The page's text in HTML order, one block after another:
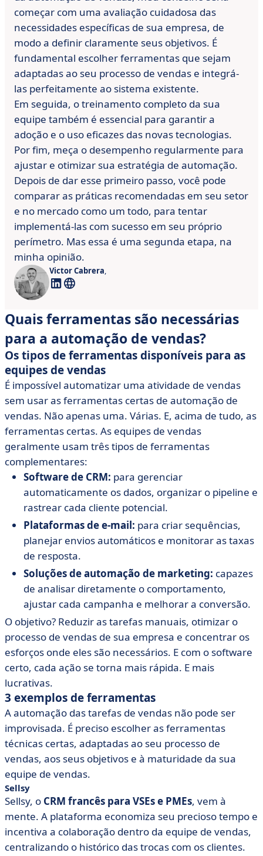
começar com uma avaliação cuidadosa das
necessidades específicas de sua empresa, de
modo a definir claramente seus objetivos. É
fundamental escolher ferramentas que sejam
adaptadas ao seu processo de vendas e integrá-
las perfeitamente ao sistema existente.
Em seguida, o treinamento completo da sua
equipe também é essencial para garantir a
adoção e o uso eficazes das novas tecnologias.
Por fim, meça o desempenho regularmente para
ajustar e otimizar sua estratégia de automação.
Depois de dar esse primeiro passo, você pode
comparar as práticas recomendadas em seu setor
e no mercado como um todo, para tentar
implementá-las com sucesso em seu próprio
perímetro. Mas essa é uma segunda etapa, na
minha opinião.
Victor Cabrera,
Quais ferramentas são necessárias
para a automação de vendas?
Os tipos de ferramentas disponíveis para as
equipes de vendas
É impossível automatizar uma atividade de vendas
sem usar as ferramentas certas de automação de
vendas. Não apenas uma. Várias. E, acima de tudo, as
ferramentas certas. As equipes de vendas
geralmente usam três tipos de ferramentas
complementares:
Software de CRM: para gerenciar
automaticamente os dados, organizar o pipeline e
rastrear cada cliente potencial.
Plataformas de e-mail: para criar sequências,
planejar envios automáticos e monitorar as taxas
de resposta.
Soluções de automação de marketing: capazes
de analisar diretamente o comportamento,
ajustar cada campanha e melhorar a conversão.
O objetivo? Reduzir as tarefas manuais, otimizar o
processo de vendas de sua empresa e concentrar os
esforços onde eles são necessários. E com o software
certo, cada ação se torna mais rápida. E mais
lucrativas.
3 exemplos de ferramentas
A automação das tarefas de vendas não pode ser
improvisada. É preciso escolher as ferramentas
técnicas certas, adaptadas ao seu processo de
vendas, aos seus objetivos e à maturidade da sua
equipe de vendas.
Sellsy
Sellsy, o CRM francês para VSEs e PMEs, vem à
mente. A plataforma economiza seu precioso tempo e
incentiva a colaboração dentro da equipe de vendas,
centralizando o histórico das trocas com os clientes.